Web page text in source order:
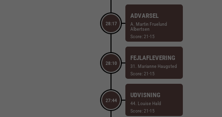
28:17
ADVARSEL
A. Martin Fruelund
Albertsen
Score: 21-15
28:10
FEJLAFLEVERING
31. Marianne Haugsted
Score: 21-15
27:44
UDVISNING
44. Louise Hald
Score: 21-15